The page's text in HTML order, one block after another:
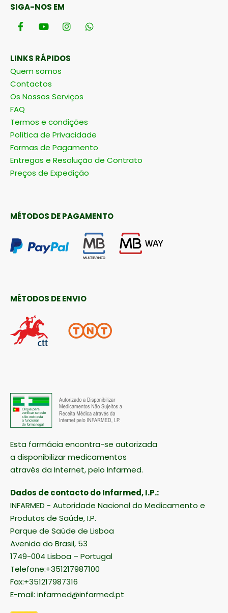
SIGA-NOS EM
LINKS RÁPIDOS
Quem somos
Contactos
Os Nossos Serviços
FAQ
Termos e condições
Política de Privacidade
Formas de Pagamento
Entregas e Resolução de Contrato
Preços de Expedição
MÉTODOS DE PAGAMENTO
MÉTODOS DE ENVIO
Esta farmácia encontra-se autorizada
a disponibilizar medicamentos
através da Internet, pelo Infarmed.
Dados de contacto do Infarmed, I.P.:
INFARMED - Autoridade Nacional do Medicamento e
Produtos de Saúde, I.P.
Parque de Saúde de Lisboa
Avenida do Brasil, 53
1749-004 Lisboa – Portugal
Telefone:+351217987100
Fax:+351217987316
E-mail: infarmed@infarmed.pt